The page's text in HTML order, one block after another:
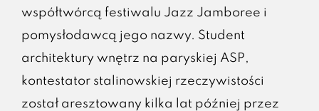
współtwórcą festiwalu Jazz Jamboree i
pomysłodawcą jego nazwy. Student
architektury wnętrz na paryskiej ASP,
kontestator stalinowskiej rzeczywistości
został aresztowany kilka lat później przez